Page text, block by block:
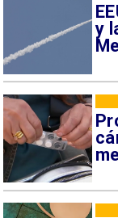
y